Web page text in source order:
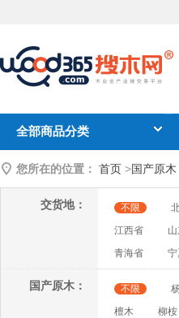
全部商品分类
您所在的位置： 首页 >国产原木
交货地： 不限
江西省
青海省
宁
国产原木： 不限
檀木
柳桉